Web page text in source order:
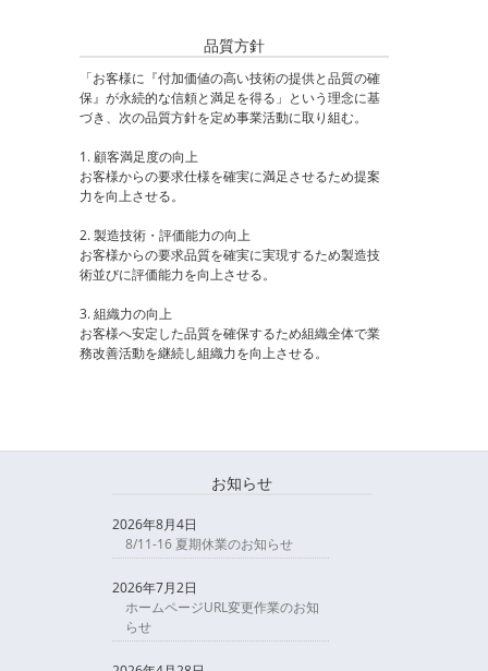
品質方針
「お客様に『付加価値の高い技術の提供と品質の確
保』が永続的な信頼と満足を得る」という理念に基
づき、次の品質方針を定め事業活動に取り組む。
1. 顧客満足度の向上
お客様からの要求仕様を確実に満足させるため提案
力を向上させる。
2. 製造技術・評価能力の向上
お客様からの要求品質を確実に実現するため製造技
術並びに評価能力を向上させる。
3. 組織力の向上
お客様へ安定した品質を確保するため組織全体で業
務改善活動を継続し組織力を向上させる。
お知らせ
2026年8月4日
8/11-16 夏期休業のお知らせ
2026年7月2日
ホームページURL変更作業のお知
らせ